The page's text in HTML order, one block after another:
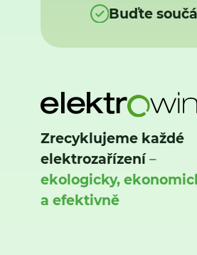
Buďte
Zrecyklujeme každé
elektrozařízení–
ekologicky,
a efektivně